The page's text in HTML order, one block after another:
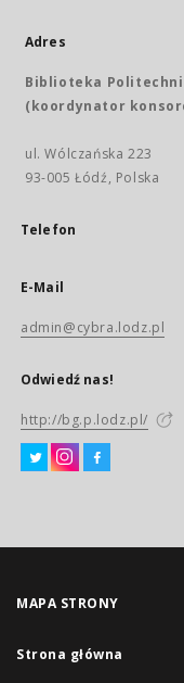
Adres
Biblioteka
(koordynator
ul. Wólczańska 223
93-005 Łódź, Polska
Telefon
E-Mail
admin@cybra.lodz.pl
Odwiedź nas!
http://bg.p.lodz.pl/
MAPA STRONY
Strona główna